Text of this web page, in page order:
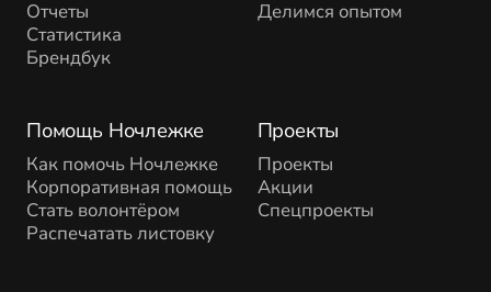
Отчеты
Статистика
Брендбук
Помощь Ночлежке
Как помочь Ночлежке
Корпоративная помощь
Стать волонтёром
Распечатать листовку
Проекты
Проекты
Акции
Спецпроекты
Делимся опытом